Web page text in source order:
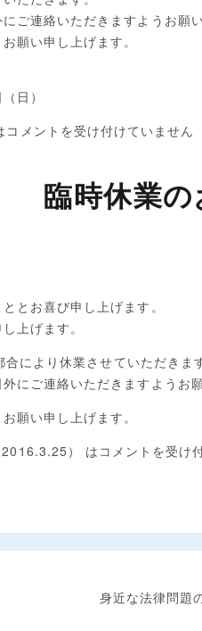
ご連絡いただきますようお願
願い申し上げます。
日）
コメントを受け付けていません
臨時休業
とお喜び申し上げます。
上げます。
により休業させていただきま
にご連絡いただきますようお
願い申し上げます。
2016.3.25） は コメントを受け
身近な法律問題